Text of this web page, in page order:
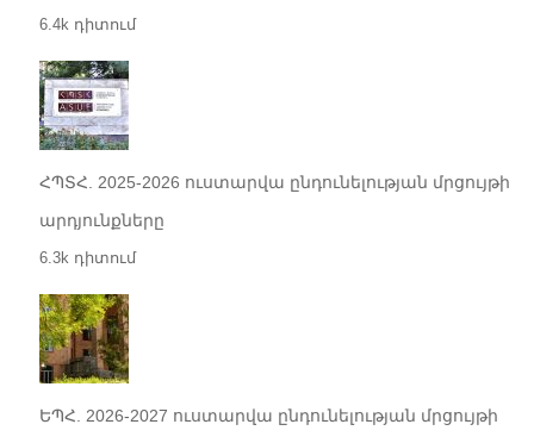
6.4k դիտում
ՀՊՏՀ. 2025-2026 ուստարվա ընդունելության մրցույթի
արդյունքները
6.3k դիտում
ԵՊՀ. 2026-2027 ուստարվա ընդունելության մրցույթի